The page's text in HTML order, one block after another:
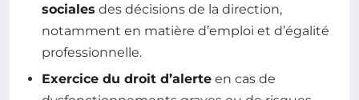
sociales des décisions de la direction,
notamment en matière d’emploi et d’égalité
professionnelle.
Exercice du droit d’alerte en cas de